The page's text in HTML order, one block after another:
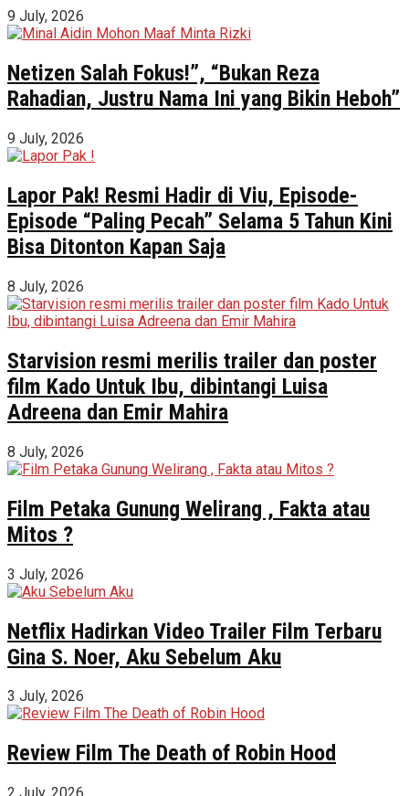
9 July, 2026
Netizen Salah Fokus!”, “Bukan Reza
Rahadian, Justru Nama Ini yang Bikin Heboh”
9 July, 2026
Lapor Pak! Resmi Hadir di Viu, Episode-
Episode “Paling Pecah” Selama 5 Tahun Kini
Bisa Ditonton Kapan Saja
8 July, 2026
Starvision resmi merilis trailer dan poster
film Kado Untuk Ibu, dibintangi Luisa
Adreena dan Emir Mahira
8 July, 2026
Film Petaka Gunung Welirang , Fakta atau
Mitos ?
3 July, 2026
Netflix Hadirkan Video Trailer Film Terbaru
Gina S. Noer, Aku Sebelum Aku
3 July, 2026
Review Film The Death of Robin Hood